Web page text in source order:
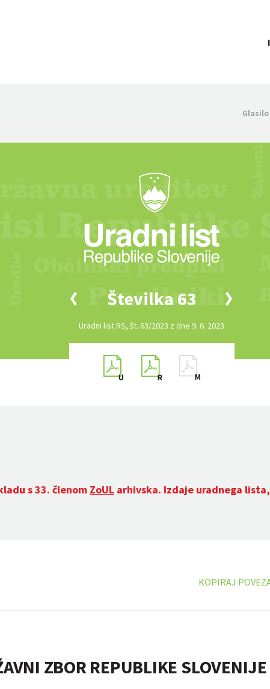
Številka 63
Uradni list RS, št. 63/2023 z dne 9. 6. 2023
s 33. členom ZoUL arhivska. Izdaje uradnega
KOPIRAJ
ZBOR REPUBLIKE SLOVENIJE